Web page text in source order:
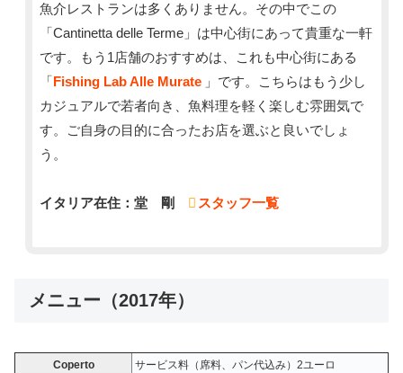
魚介レストランは多くありません。その中でこの
「Cantinetta delle Terme」は中心街にあって貴重な一軒
です。もう1店舗のおすすめは、これも中心街にある
「Fishing Lab Alle Murate 」です。こちらはもう少し
カジュアルで若者向き、魚料理を軽く楽しむ雰囲気で
す。ご自身の目的に合ったお店を選ぶと良いでしょ
う。
イタリア在住：堂 剛 スタッフ一覧
メニュー（2017年）
Coperto
サービス料（席料、パン代込み）2ユーロ